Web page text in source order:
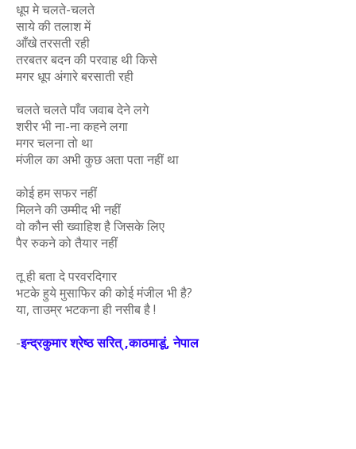
धूप मे चलते-चलते
साये की तलाश में
आँखे तरसती रही
तरबतर बदन की परवाह थी किसे
मगर धूप अंगारे बरसाती रही
चलते चलते पाँव जवाब देने लगे
शरीर भी ना-ना कहने लगा
मगर चलना तो था
मंजील का अभी कुछ अता पता नहीं था
कोई हम सफर नहीं
मिलने की उम्मीद भी नहीं
वो कौन सी ख्वाहिश है जिसके लिए
पैर रुकने को तैयार नहीं
तू ही बता दे परवरदिगार
भटके हुये मुसाफिर की कोई मंजील भी है?
या, ताउम्र भटकना ही नसीब है !
-इन्द्रकुमार श्रेष्ठ सरित् ,काठमाडूं, नेपाल